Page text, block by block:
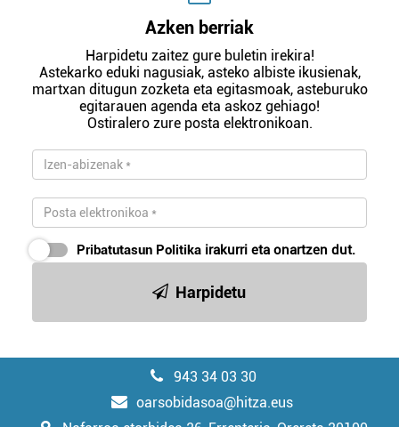
Azken berriak
Harpidetu zaitez gure buletin irekira!
Astekarko eduki nagusiak, asteko albiste ikusienak,
martxan ditugun zozketa eta egitasmoak, asteburuko
egitarauen agenda eta askoz gehiago!
Ostiralero zure posta elektronikoan.
Pribatutasun Politika irakurri eta onartzen dut.
Harpidetu
943 34 03 30
oarsobidasoa@hitza.eus